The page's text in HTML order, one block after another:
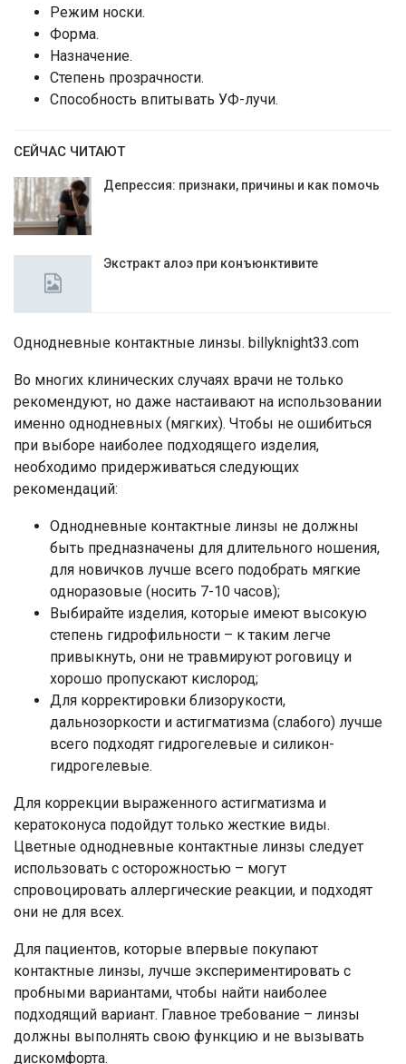
Режим носки.
Форма.
Назначение.
Степень прозрачности.
Способность впитывать УФ-лучи.
СЕЙЧАС ЧИТАЮТ
Депрессия: признаки, причины и как помочь
Экстракт алоэ при конъюнктивите
Однодневные контактные линзы. billyknight33.com
Во многих клинических случаях врачи не только
рекомендуют, но даже настаивают на использовании
именно однодневных (мягких). Чтобы не ошибиться
при выборе наиболее подходящего изделия,
необходимо придерживаться следующих
рекомендаций:
Однодневные контактные линзы не должны
быть предназначены для длительного ношения,
для новичков лучше всего подобрать мягкие
одноразовые (носить 7-10 часов);
Выбирайте изделия, которые имеют высокую
степень гидрофильности – к таким легче
привыкнуть, они не травмируют роговицу и
хорошо пропускают кислород;
Для корректировки близорукости,
дальнозоркости и астигматизма (слабого) лучше
всего подходят гидрогелевые и силикон-
гидрогелевые.
Для коррекции выраженного астигматизма и
кератоконуса подойдут только жесткие виды.
Цветные однодневные контактные линзы следует
использовать с осторожностью – могут
спровоцировать аллергические реакции, и подходят
они не для всех.
Для пациентов, которые впервые покупают
контактные линзы, лучше экспериментировать с
пробными вариантами, чтобы найти наиболее
подходящий вариант. Главное требование – линзы
должны выполнять свою функцию и не вызывать
дискомфорта.